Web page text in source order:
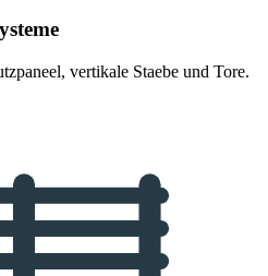
vertikale Staebe und Tore.